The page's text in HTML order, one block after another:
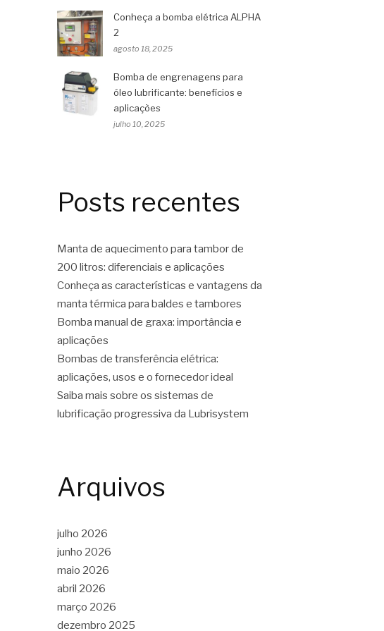
Conheça a bomba elétrica ALPHA
2
agosto 18, 2025
Bomba de engrenagens para
óleo lubrificante: benefícios e
aplicações
julho 10, 2025
Posts recentes
Manta de aquecimento para tambor de
200 litros: diferenciais e aplicações
Conheça as características e vantagens da
manta térmica para baldes e tambores
Bomba manual de graxa: importância e
aplicações
Bombas de transferência elétrica:
aplicações, usos e o fornecedor ideal
Saiba mais sobre os sistemas de
lubrificação progressiva da Lubrisystem
Arquivos
julho 2026
junho 2026
maio 2026
abril 2026
março 2026
dezembro 2025